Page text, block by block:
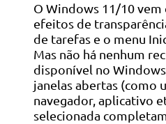
O Windows 11/10 vem
efeitos de
de tarefas e o menu
Mas não há nenhum
disponível no
janelas abertas (como
navegador, aplicativo
selecionada